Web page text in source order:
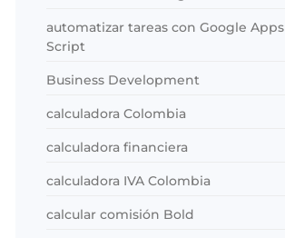
automatizar tareas con Google Apps
Script
Business Development
calculadora Colombia
calculadora financiera
calculadora IVA Colombia
calcular comisión Bold